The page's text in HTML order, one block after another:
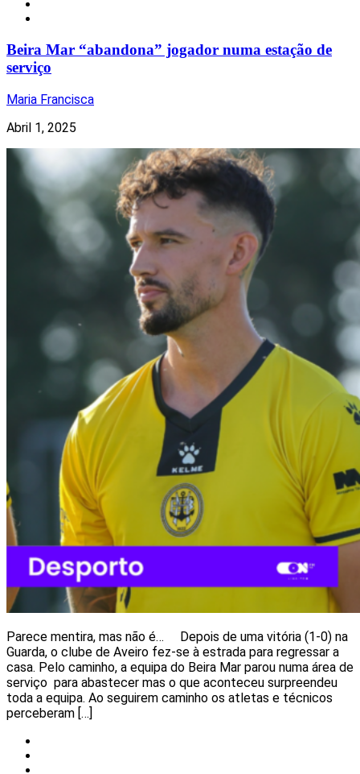
Beira Mar “abandona” jogador numa estação de
serviço
Maria Francisca
Abril 1, 2025
Parece mentira, mas não é… Depois de uma vitória (1-0) na
Guarda, o clube de Aveiro fez-se à estrada para regressar a
casa. Pelo caminho, a equipa do Beira Mar parou numa área de
serviço para abastecer mas o que aconteceu surpreendeu
toda a equipa. Ao seguirem caminho os atletas e técnicos
perceberam […]